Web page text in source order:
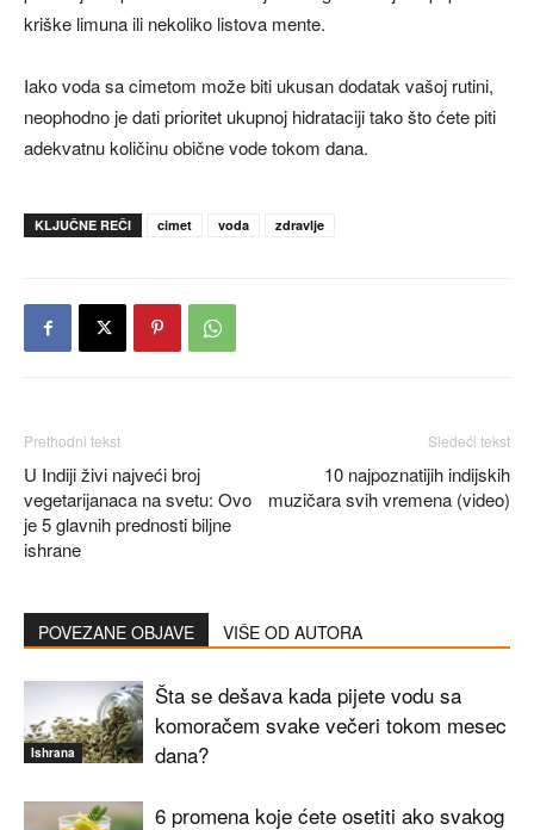
kriške limuna ili nekoliko listova mente.
Iako voda sa cimetom može biti ukusan dodatak vašoj rutini,
neophodno je dati prioritet ukupnoj hidrataciji tako što ćete piti
adekvatnu količinu obične vode tokom dana.
KLJUČNE REČI cimet voda zdravlje
Prethodni tekst
U Indiji živi najveći broj
vegetarijanaca na svetu: Ovo
je 5 glavnih prednosti biljne
ishrane
Sledeći tekst
10 najpoznatijih indijskih
muzičara svih vremena (video)
POVEZANE OBJAVE VIŠE OD AUTORA
Ishrana
Šta se dešava kada pijete vodu sa
komoračem svake večeri tokom mesec
dana?
6 promena koje ćete osetiti ako svakog